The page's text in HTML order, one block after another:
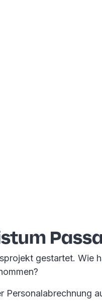
gestartet. Wie
Personalabrechnung